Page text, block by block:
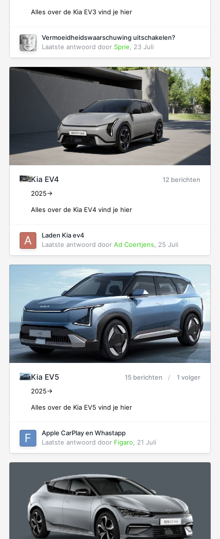
Alles over de Kia EV3 vind je hier
Vermoeidheidswaarschuwing uitschakelen?
Laatste antwoord door Sprie 23 Juli
Kia EV4
12 berichten
2025->
Alles over de Kia EV4 vind je hier
Laden Kia ev4
Laatste antwoord door Ad Coertjens 25 Juli
Kia EV5 15 berichten
1 volger
2025->
Alles over de Kia EV5 vind je hier
Apple CarPlay en Whastapp
Laatste antwoord door Figaro 21 Juli